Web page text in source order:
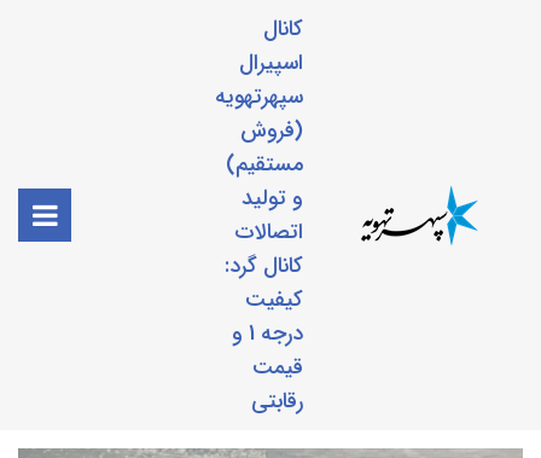
کانال
اسپیرال
سپهرتهویه
(فروش
مستقیم)
و تولید
اتصالات
کانال گرد:
کیفیت
درجه 1 و
قیمت
رقابتی